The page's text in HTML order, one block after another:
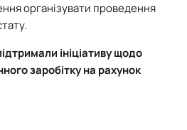
організувати проведення
ініціативу щодо
заробітку на рахунок